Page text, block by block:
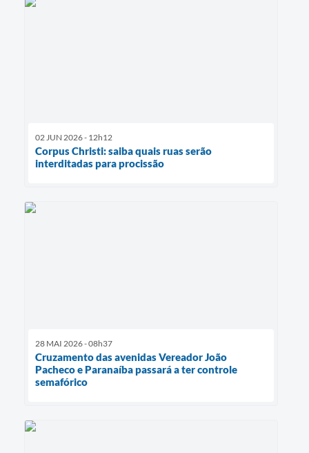
02 JUN 2026 - 12h12
Corpus Christi: saiba quais ruas serão
interditadas para procissão
28 MAI 2026 - 08h37
Cruzamento das avenidas Vereador João
Pacheco e Paranaíba passará a ter controle
semafórico